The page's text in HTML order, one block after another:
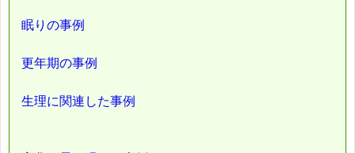
眠りの事例
更年期の事例
生理に関連した事例